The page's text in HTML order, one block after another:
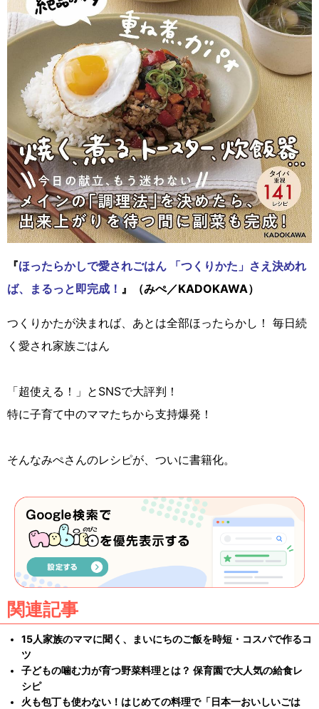
『ほったらかしで愛されごはん 「つくりかた」さえ決めれ
ば、まるっと即完成！ 』（みぺ／KADOKAWA）
つくりかたが決まれば、あとは全部ほったらかし！ 毎日続
く愛され家族ごはん
「超使える！」とSNSで大評判！
特に子育て中のママたちから支持爆発！
そんなみぺさんのレシピが、ついに書籍化。
関連記事
15人家族のママに聞く、まいにちのご飯を時短・コスパで作るコ
ツ
子どもの噛む力が育つ野菜料理とは？ 保育園で大人気の給食レ
シピ
火も包丁も使わない！はじめての料理で「日本一おいしいごは